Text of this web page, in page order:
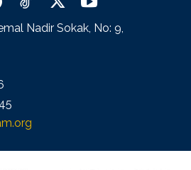
Nadir Sokak, No: 9,